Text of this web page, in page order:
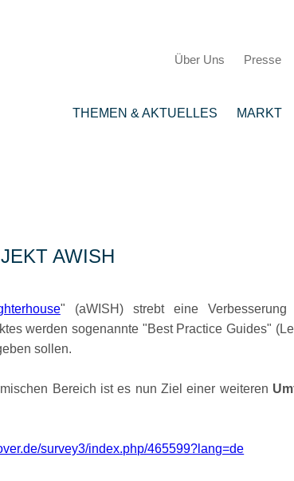
Über Uns Presse
THEMEN & AKTUELLES MARKT
AWISH
(aWISH) strebt eine
werden sogenannte
Best Practice Guides
sollen.
Bereich ist es nun Ziel einer weiteren
survey3/index.php/465599?lang=de